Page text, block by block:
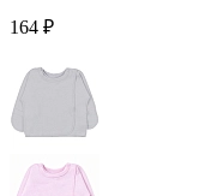
164 ₽